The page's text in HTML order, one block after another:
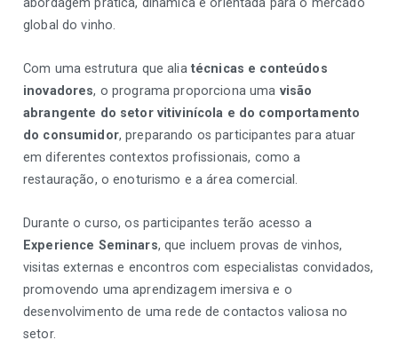
abordagem prática, dinâmica e orientada para o mercado
global do vinho.
Com uma estrutura que alia técnicas e conteúdos
inovadores, o programa proporciona uma visão
abrangente do setor vitivinícola e do comportamento
do consumidor, preparando os participantes para atuar
em diferentes contextos profissionais, como a
restauração, o enoturismo e a área comercial.
Durante o curso, os participantes terão acesso a
Experience Seminars, que incluem provas de vinhos,
visitas externas e encontros com especialistas convidados,
promovendo uma aprendizagem imersiva e o
desenvolvimento de uma rede de contactos valiosa no
setor.